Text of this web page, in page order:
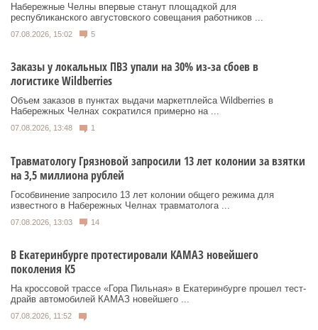
Набережные Челны впервые станут площадкой для
республиканского августовского совещания работников ...
07.08.2026, 15:02 5
Заказы у локальных ПВЗ упали на 30% из-за сбоев в
логистике Wildberries
Объем заказов в пунктах выдачи маркетплейса Wildberries в
Набережных Челнах сократился примерно на ...
07.08.2026, 13:48 1
Травматологу Грязновой запросили 13 лет колонии за взятки
на 3,5 миллиона рублей
Гособвинение запросило 13 лет колонии общего режима для
известного в Набережных Челнах травматолога ...
07.08.2026, 13:03 14
В Екатеринбурге протестировали КАМАЗ новейшего
поколения К5
На кроссовой трассе «Гора Пильная» в Екатеринбурге прошел тест-
драйв автомобилей КАМАЗ новейшего ...
07.08.2026, 11:52